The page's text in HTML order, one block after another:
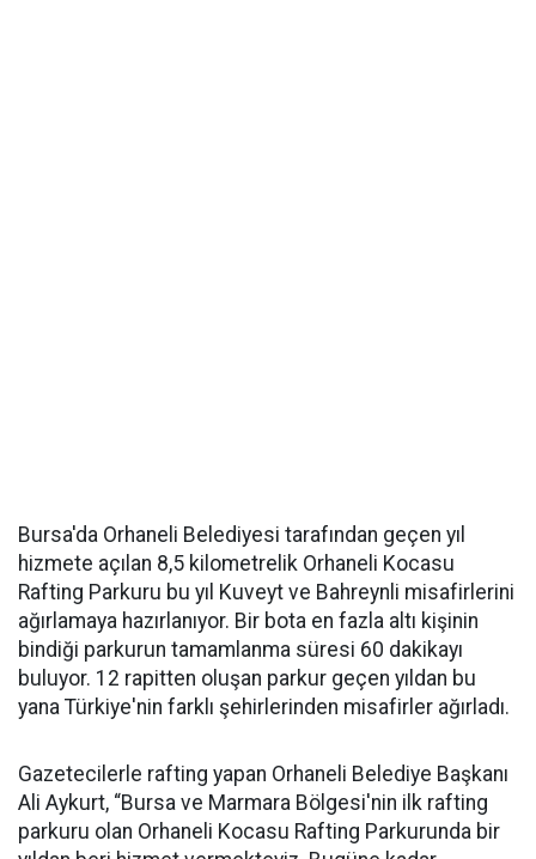
Bursa'da Orhaneli Belediyesi tarafından geçen yıl
hizmete açılan 8,5 kilometrelik Orhaneli Kocasu
Rafting Parkuru bu yıl Kuveyt ve Bahreynli misafirlerini
ağırlamaya hazırlanıyor. Bir bota en fazla altı kişinin
bindiği parkurun tamamlanma süresi 60 dakikayı
buluyor. 12 rapitten oluşan parkur geçen yıldan bu
yana Türkiye'nin farklı şehirlerinden misafirler ağırladı.
Gazetecilerle rafting yapan Orhaneli Belediye Başkanı
Ali Aykurt, “Bursa ve Marmara Bölgesi'nin ilk rafting
parkuru olan Orhaneli Kocasu Rafting Parkurunda bir